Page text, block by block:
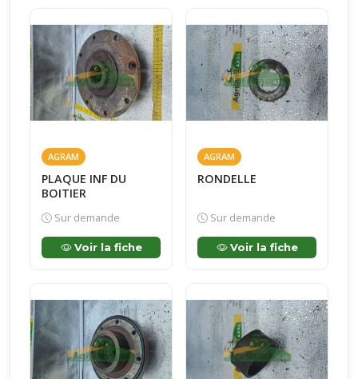
AGRAM
PLAQUE INF DU
BOITIER
Sur demande
Voir la fiche
AGRAM
RONDELLE
Sur demande
Voir la fiche